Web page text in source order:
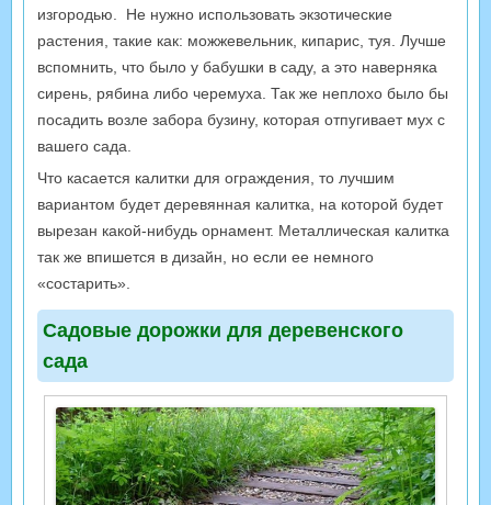
изгородью. Не нужно использовать экзотические
растения, такие как: можжевельник, кипарис, туя. Лучше
вспомнить, что было у бабушки в саду, а это наверняка
сирень, рябина либо черемуха. Так же неплохо было бы
посадить возле забора бузину, которая отпугивает мух с
вашего сада.
Что касается калитки для ограждения, то лучшим
вариантом будет деревянная калитка, на которой будет
вырезан какой-нибудь орнамент. Металлическая калитка
так же впишется в дизайн, но если ее немного
«состарить».
Садовые дорожки для деревенского
сада